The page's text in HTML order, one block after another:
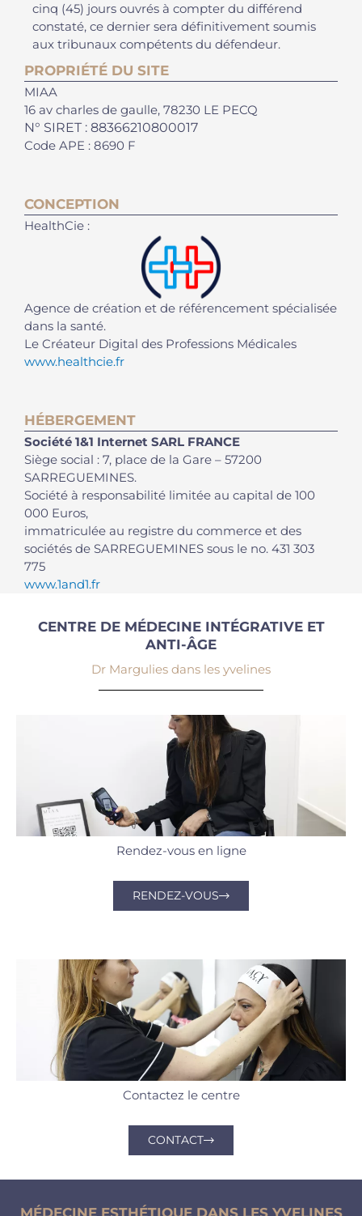
cinq (45) jours ouvrés à compter du différend
constaté, ce dernier sera définitivement soumis
aux tribunaux compétents du défendeur.
PROPRIÉTÉ DU SITE
MIAA
16 av charles de gaulle, 78230 LE PECQ
N° SIRET : 88366210800017
Code APE : 8690 F
CONCEPTION
HealthCie :
Agence de création et de référencement spécialisée
dans la santé.
Le Créateur Digital des Professions Médicales
www.healthcie.fr
HÉBERGEMENT
Société 1&1 Internet SARL FRANCE
Siège social : 7, place de la Gare – 57200
SARREGUEMINES.
Société à responsabilité limitée au capital de 100
000 Euros,
immatriculée au registre du commerce et des
sociétés de SARREGUEMINES sous le no. 431 303
775
www.1and1.fr
CENTRE DE MÉDECINE INTÉGRATIVE ET
ANTI-ÂGE
Dr Margulies dans les yvelines
Rendez-vous en ligne
RENDEZ-VOUS
Contactez le centre
CONTACT
MÉDECINE ESTHÉTIQUE DANS LES YVELINES